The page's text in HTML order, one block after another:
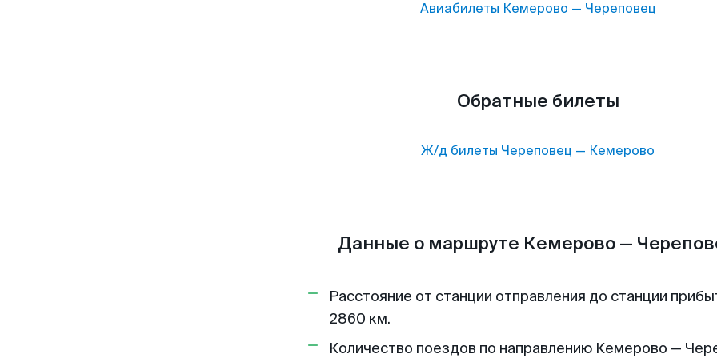
Авиабилеты Кемерово — Череповец
Обратные билеты
Ж/д билеты Череповец — Кемерово
Данные о маршруте Кемерово —
Расстояние от станции отправления до станции
2860 км.
Количество поездов по направлению Кемерово —